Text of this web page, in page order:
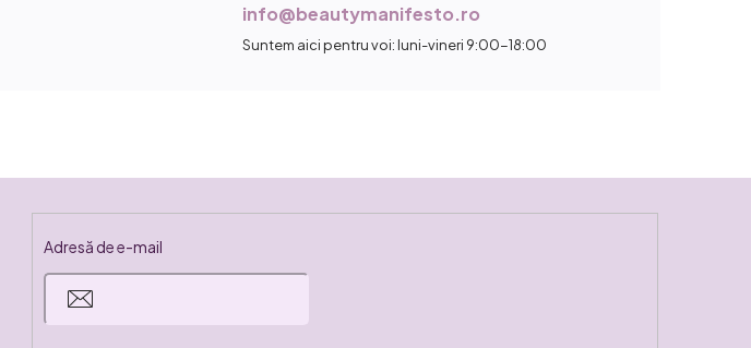
info@beautymanifesto.ro
Suntem aici pentru voi: luni-vineri 9:00-18:00
Adresă de e-mail